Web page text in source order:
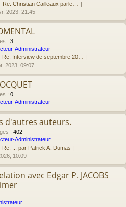
Re: Christian Cailleaux parle…
2023, 21:45
: 3
Administrateur
Re: Interview de septembre 20…
2023, 09:07
: 0
Administrateur
d'autres auteurs.
: 402
Administrateur
Re: ... par Patrick A. Dumas
10:09
avec Edgar P. JACOBS